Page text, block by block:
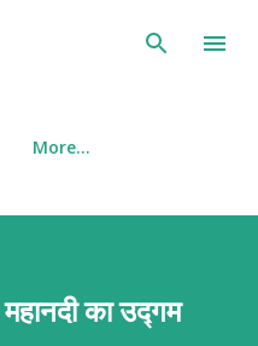
More…
महानदी का उद्गम